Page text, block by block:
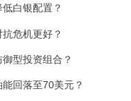
白银配置？
危机更好？
型投资组合？
回落至70美元？